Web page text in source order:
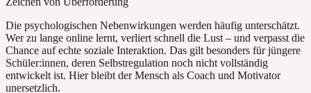
Die psychologischen Nebenwirkungen werden häufig unterschätzt.
Wer zu lange online lernt, verliert schnell die Lust – und verpasst die
Chance auf echte soziale Interaktion. Das gilt besonders für jüngere
Schüler:innen, deren Selbstregulation noch nicht vollständig
entwickelt ist. Hier bleibt der Mensch als Coach und Motivator
unersetzlich.